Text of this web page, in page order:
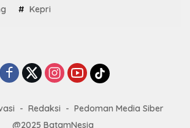
Kepri
Redaksi
Pedoman Media Siber
@2025 BatamNesia